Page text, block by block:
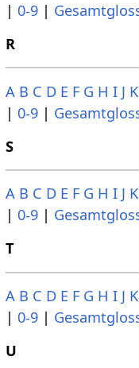
| 0-9|
R
A B C D E F G H I J K
| 0-9|
S
A B C D E F G H I J K
| 0-9|
T
A B C D E F G H I J K
| 0-9|
U